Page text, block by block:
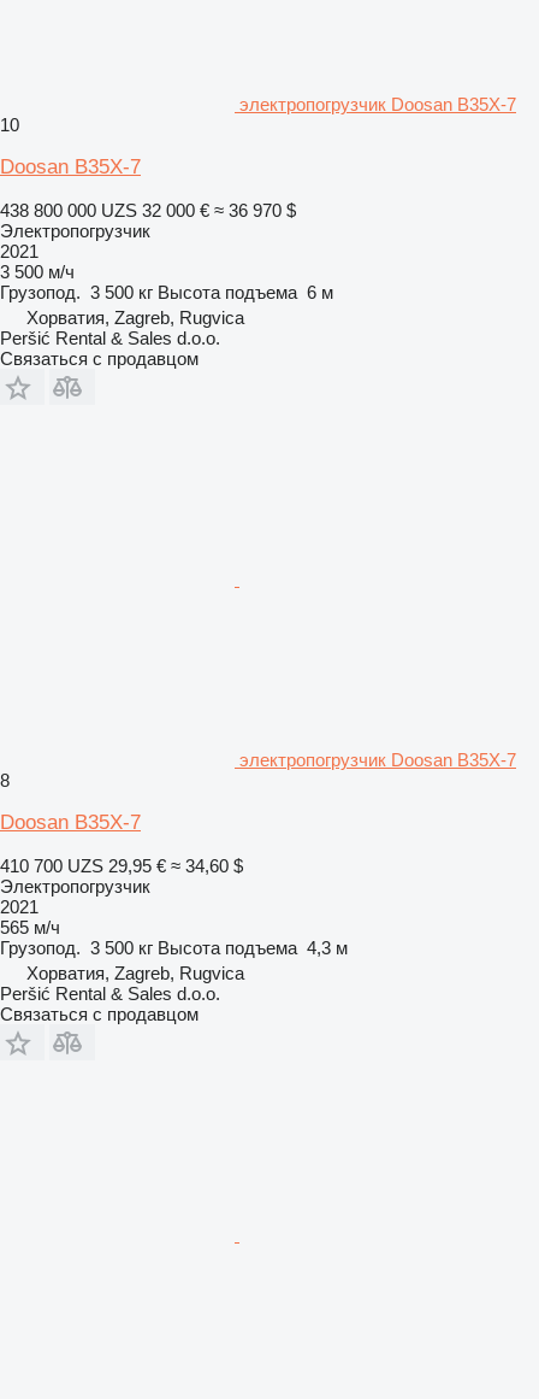
электропогрузчик Doosan B35X-7
10
Doosan B35X-7
438 800 000 UZS 32 000 € ≈ 36 970 $
Электропогрузчик
2021
3 500 м/ч
Грузопод. 3 500 кг Высота подъема 6 м
Хорватия, Zagreb, Rugvica
Peršić Rental & Sales d.o.o.
Связаться с продавцом
электропогрузчик Doosan B35X-7
8
Doosan B35X-7
410 700 UZS 29,95 € ≈ 34,60 $
Электропогрузчик
2021
565 м/ч
Грузопод. 3 500 кг Высота подъема 4,3 м
Хорватия, Zagreb, Rugvica
Peršić Rental & Sales d.o.o.
Связаться с продавцом